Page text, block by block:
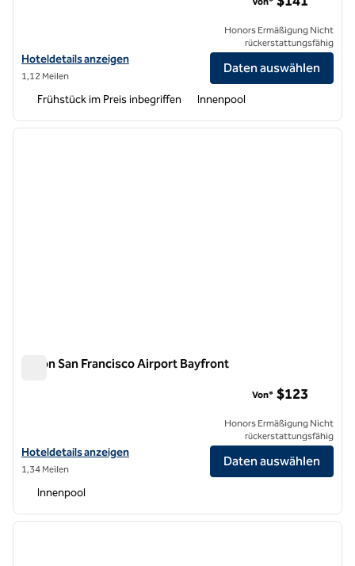
Hoteldetails für Embassy Suites by Hilton San Francisco Airport
Hoteldetails anzeigen
1,12 Meilen
Honors Ermäßigung Nicht
rückerstattungsfähig
Daten auswählen
Frühstück im Preis inbegriffen Innenpool
1 von 12
Hilton San Francisco Airport Bayfront
Hoteldetails für das Hilton San Francisco Airport Bayfront anzeigen
Hoteldetails anzeigen
1,34 Meilen
Von* $123
Honors Ermäßigung Nicht
rückerstattungsfähig
Daten auswählen
Innenpool
1 von 12